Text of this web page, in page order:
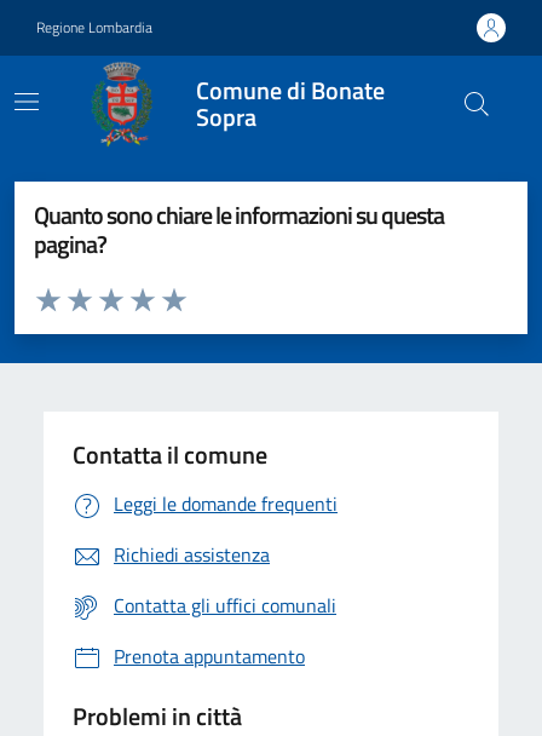
Regione Lombardia
Comune di Bonate
Sopra
Quanto sono chiare le informazioni su questa
pagina?
Valuta da 1 a 5 stelle la pagina
Valuta 5 stelle su 5
Valuta 4 stelle su 5
Valuta 3 stelle su 5
Valuta 2 stelle su 5
Valuta 1 stelle su 5
Contatta il comune
Leggi le domande frequenti
Richiedi assistenza
Contatta gli uffici comunali
Prenota appuntamento
Problemi in città